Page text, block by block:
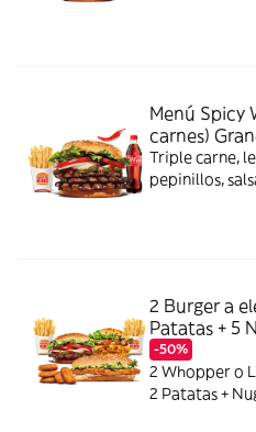
Menú Spicy
carnes)
Triple carne,
pepinillos,
2 Burger a
Patatas + 5
-50%
2 Whopper o Long
2 Patatas +